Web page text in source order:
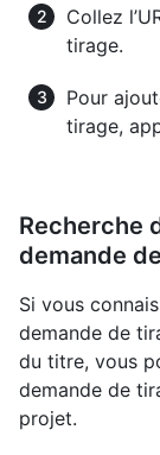
Collez
tirage.
Pour
tirage,
Recherche
demande
Si vous
demande de
du titre, vous
demande de
projet.